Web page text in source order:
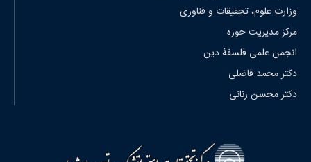
وزارت علوم، تحقیقات و فناوری
مرکز مدیریت حوزه
انجمن علمی فلسفۀ دین
دکتر محمد فاضلی
دکتر محسن رنانی